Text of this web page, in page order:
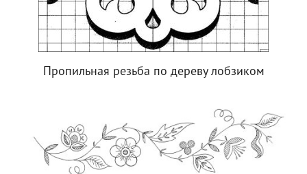
Пропильная резьба по дереву лобзиком